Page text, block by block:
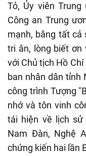
Tỏ, Ủy viên
Công an Trung
mạnh, bằng tất
tri ân, lòng biết ơn
với Chủ tịch Hồ
ban nhân dân tỉnh
công trình Tượng
nhớ và tôn vinh
tái hiện về lịch sử
Nam Đàn, Nghệ
chứng kiến hai lần